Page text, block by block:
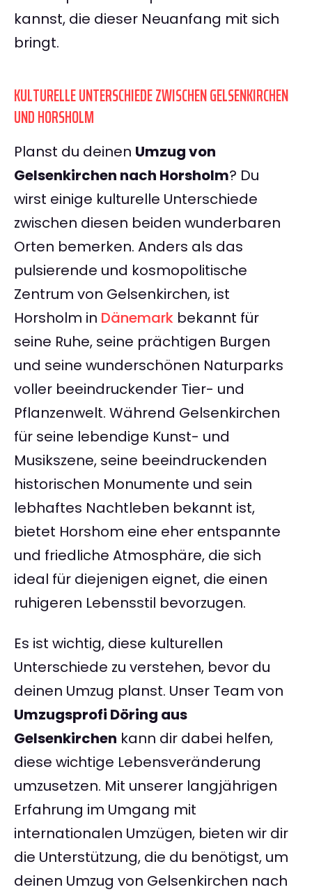
kannst, die dieser Neuanfang mit sich
bringt.
KULTURELLE UNTERSCHIEDE ZWISCHEN GELSENKIRCHEN
UND HORSHOLM
Planst du deinen Umzug von
Gelsenkirchen nach Horsholm? Du
wirst einige kulturelle Unterschiede
zwischen diesen beiden wunderbaren
Orten bemerken. Anders als das
pulsierende und kosmopolitische
Zentrum von Gelsenkirchen, ist
Horsholm in Dänemark bekannt für
seine Ruhe, seine prächtigen Burgen
und seine wunderschönen Naturparks
voller beeindruckender Tier- und
Pflanzenwelt. Während Gelsenkirchen
für seine lebendige Kunst- und
Musikszene, seine beeindruckenden
historischen Monumente und sein
lebhaftes Nachtleben bekannt ist,
bietet Horshom eine eher entspannte
und friedliche Atmosphäre, die sich
ideal für diejenigen eignet, die einen
ruhigeren Lebensstil bevorzugen.
Es ist wichtig, diese kulturellen
Unterschiede zu verstehen, bevor du
deinen Umzug planst. Unser Team von
Umzugsprofi Döring aus
Gelsenkirchen kann dir dabei helfen,
diese wichtige Lebensveränderung
umzusetzen. Mit unserer langjährigen
Erfahrung im Umgang mit
internationalen Umzügen, bieten wir dir
die Unterstützung, die du benötigst, um
deinen Umzug von Gelsenkirchen nach